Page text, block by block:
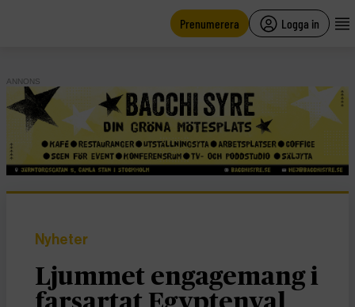
Prenumerera Logga in
ANNONS
Nyheter
Ljummet engagemang i